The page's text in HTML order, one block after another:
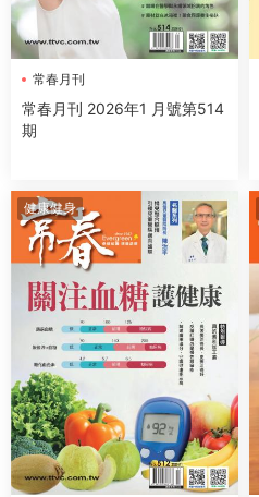
常春月刊
常春月刊 2026年1 月號第514
期
健康健身